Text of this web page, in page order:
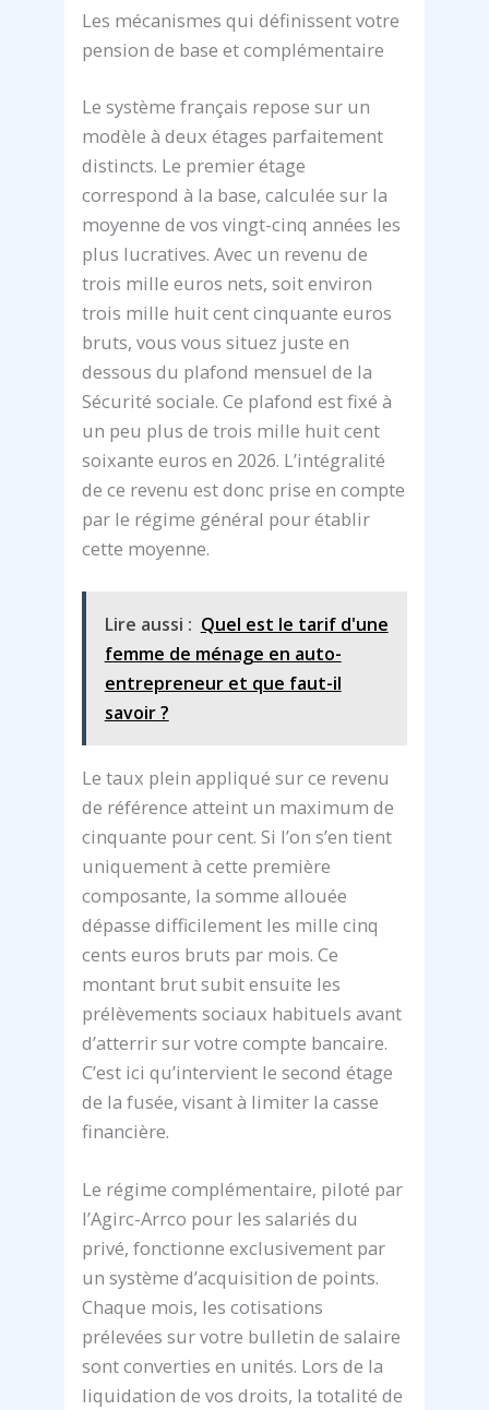
Les mécanismes qui définissent votre
pension de base et complémentaire
Le système français repose sur un
modèle à deux étages parfaitement
distincts. Le premier étage
correspond à la base, calculée sur la
moyenne de vos vingt-cinq années les
plus lucratives. Avec un revenu de
trois mille euros nets, soit environ
trois mille huit cent cinquante euros
bruts, vous vous situez juste en
dessous du plafond mensuel de la
Sécurité sociale. Ce plafond est fixé à
un peu plus de trois mille huit cent
soixante euros en 2026. L’intégralité
de ce revenu est donc prise en compte
par le régime général pour établir
cette moyenne.
Lire aussi : Quel est le tarif d'une
femme de ménage en auto-
entrepreneur et que faut-il
savoir ?
Le taux plein appliqué sur ce revenu
de référence atteint un maximum de
cinquante pour cent. Si l’on s’en tient
uniquement à cette première
composante, la somme allouée
dépasse difficilement les mille cinq
cents euros bruts par mois. Ce
montant brut subit ensuite les
prélèvements sociaux habituels avant
d’atterrir sur votre compte bancaire.
C’est ici qu’intervient le second étage
de la fusée, visant à limiter la casse
financière.
Le régime complémentaire, piloté par
l’Agirc-Arrco pour les salariés du
privé, fonctionne exclusivement par
un système d’acquisition de points.
Chaque mois, les cotisations
prélevées sur votre bulletin de salaire
sont converties en unités. Lors de la
liquidation de vos droits, la totalité de